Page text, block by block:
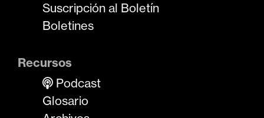
Suscripción al Boletín
Boletines
Recursos
Podcast
Glosario